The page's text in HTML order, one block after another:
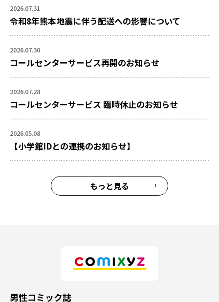
2026.07.31
令和8年熊本地震に伴う配送への影響について
2026.07.30
コールセンターサービス再開のお知らせ
2026.07.28
コールセンターサービス 臨時休止のお知らせ
2026.05.08
【小学館IDとの連携のお知らせ】
もっと見る
男性コミック誌